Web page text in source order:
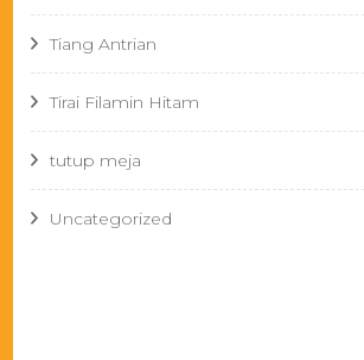
Tiang Antrian
Tirai Filamin Hitam
tutup meja
Uncategorized